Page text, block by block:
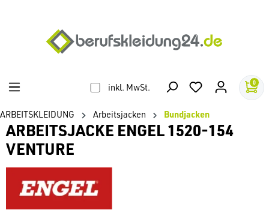
inkl. MwSt. 0
ARBEITSKLEIDUNG Arbeitsjacken Bundjacken
ARBEITSJACKE ENGEL 1520-154
VENTURE